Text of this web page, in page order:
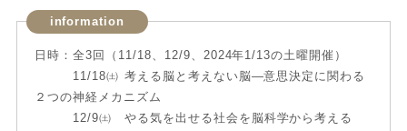
information
日時：全3回（11/18、12/9、2024年1/13の土曜開催）
11/18㈯ 考える脳と考えない脳―意思決定に関わる
２つの神経メカニズム
12/9㈯ やる気を出せる社会を脳科学から考える